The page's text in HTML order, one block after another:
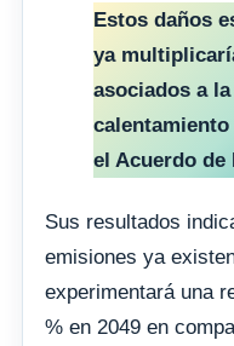
Estos daños
ya
asociados a
el Acuerdo de
Sus resultados
emisiones ya
experimentará una
% en 2049 en